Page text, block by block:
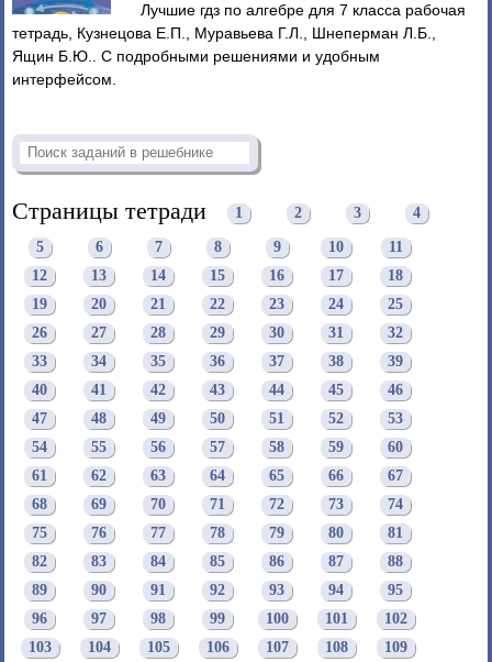
Лучшие гдз по алгебре для 7 класса рабочая
тетрадь, Кузнецова Е.П., Муравьева Г.Л., Шнеперман Л.Б.,
Ящин Б.Ю.. С подробными решениями и удобным
интерфейсом.
Страницы тетради 1 2 3 4
5 6 7 8 9 10
11
12
13 14 15 16 17
18
19
20 21 22 23 24
25
26
27 28 29 30 31
32
33
34 35 36 37 38
39
40
41 42 43 44 45
46
47
48 49 50 51 52
53
54
55 56 57 58 59
60
61
62 63 64 65 66
67
68
69 70 71 72 73
74
75
76 77 78 79 80
81
82
83 84 85 86 87
88
89
90 91 92 93 94
95
96
97 98 99 100 101
102
103
104 105 106 107 108 109